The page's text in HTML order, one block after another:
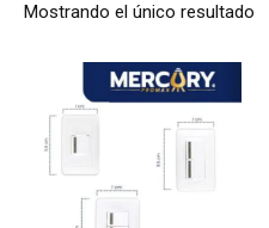
Mostrando el único resultado